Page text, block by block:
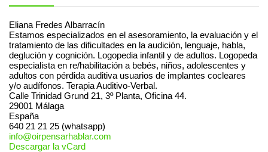
Eliana Fredes Albarracín
Estamos especializados en el asesoramiento, la evaluación y el
tratamiento de las dificultades en la audición, lenguaje, habla,
deglución y cognición. Logopedia infantil y de adultos. Logopeda
especialista en re/habilitación a bebés, niños, adolescentes y
adultos con pérdida auditiva usuarios de implantes cocleares
y/o audífonos. Terapia Auditivo-Verbal.
Calle Trinidad Grund 21, 3º Planta, Oficina 44.
29001 Málaga
España
640 21 21 25 (whatsapp)
info@oirpensarhablar.com
Descargar la vCard